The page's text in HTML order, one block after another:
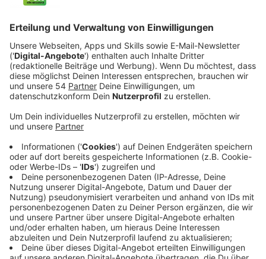
Anzeige
Unter den Decknamen Jane Smith (Maya Erskine) und
Spione nicht nur auf ihre Mission einlassen, sondern
die Beiden tatsächlich Gefühle füreinander
entwickeln?
Streaming-Dienst: Amazon Prime Video
Anzeige